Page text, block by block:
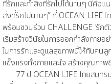
ที่รักและทำสิ่งที่รักไปได้นานๆ นี่คือแ
สิ่งที่รักไปนานๆ” ที่ OCEAN LIFE
พร้อมชวนร่วม CHALLENGE 'รักตั
เริ่มสร้างวินัยในการออกกำลังกายอ
ในการรักและดูแลสุขภาพนี้ให้กับคน
แข็งแรงทั้งกายและใจ สร้างคุณภา
77 ปี OCEAN LIFE ไทยสมุทรป